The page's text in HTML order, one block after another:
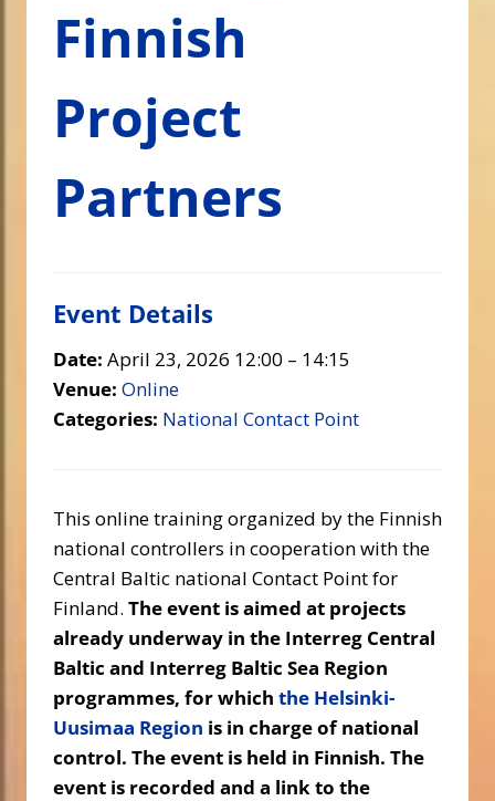
Finnish
Project
Partners
Event Details
Date: April 23, 2026 12:00 – 14:15
Venue: Online
Categories: National Contact Point
This online training organized by the Finnish
national controllers in cooperation with the
Central Baltic national Contact Point for
Finland. The event is aimed at projects
already underway in the Interreg Central
Baltic and Interreg Baltic Sea Region
programmes, for which the Helsinki-
Uusimaa Region is in charge of national
control. The event is held in Finnish. The
event is recorded and a link to the